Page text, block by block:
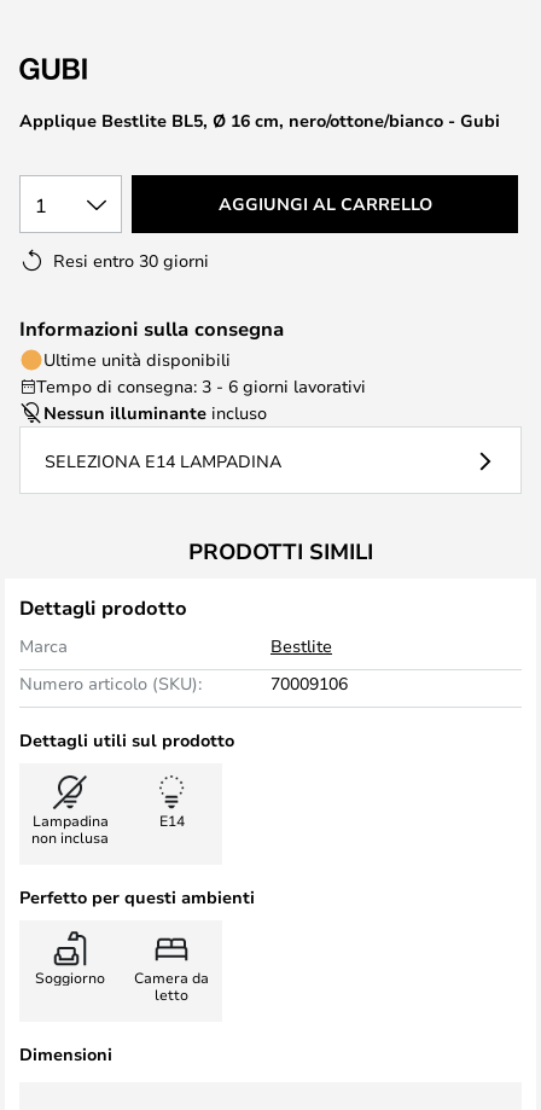
immagini
Applique Bestlite BL5, Ø 16 cm, nero/ottone/bianco - Gubi
1 AGGIUNGI AL CARRELLO
Resi entro 30 giorni
Informazioni sulla consegna
Ultime unità disponibili
Tempo di consegna: 3 - 6 giorni lavorativi
Nessun illuminante incluso
SELEZIONA E14 LAMPADINA
PRODOTTI SIMILI
Dettagli prodotto
Marca
Bestlite
Numero articolo (SKU):
70009106
Dettagli utili sul prodotto
Lampadina
non inclusa
E14
Perfetto per questi ambienti
Soggiorno
Camera da
letto
Dimensioni